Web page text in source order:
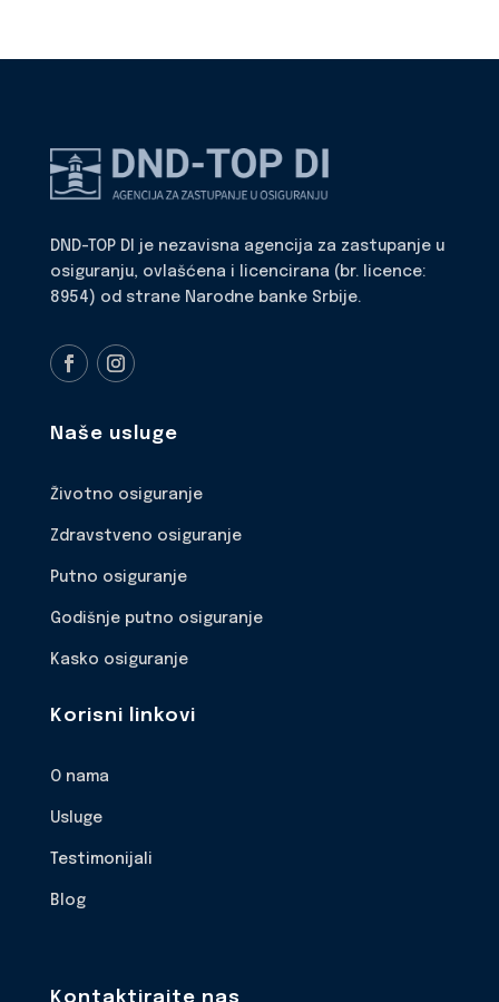
DND-TOP DI je nezavisna agencija za zastupanje u
osiguranju, ovlašćena i licencirana (br. licence:
8954) od strane Narodne banke Srbije.
Naše usluge
Životno osiguranje
Zdravstveno osiguranje
Putno osiguranje
Godišnje putno osiguranje
Kasko osiguranje
Korisni linkovi
O nama
Usluge
Testimonijali
Blog
Kontaktirajte nas